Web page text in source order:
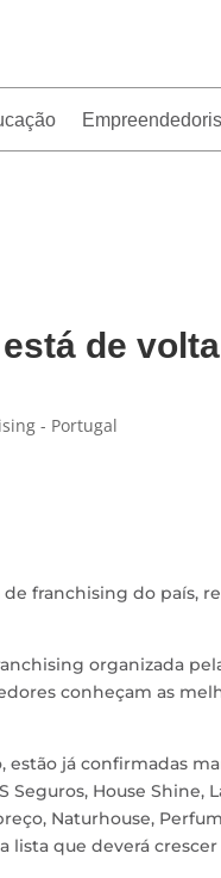
de
- Portugal
franchising do país,
organizada
conheçam as
estão já confirmadas
House Shine,
Naturhouse,
lista que deverá